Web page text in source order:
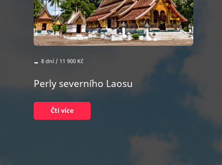
- 8 dní / 11 900 Kč
Perly severního Laosu
Čti více